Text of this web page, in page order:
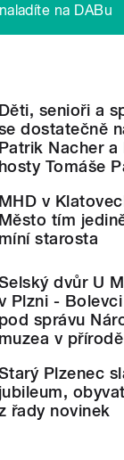
na DABu
Děti, senioři a
dostatečně
Patrik Nacher a
hosty Tomáše
MHD v
Město tím
míní starosta
dvůr U
Plzni -
pod správu
muzea v přírodě
Plzenec
jubileum,
řady novinek